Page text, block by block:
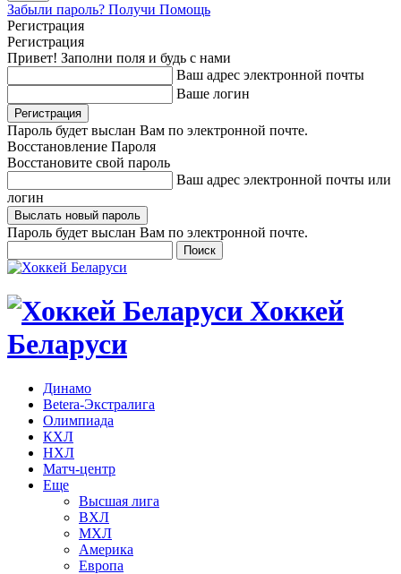
Забыли пароль? Получи Помощь
Регистрация
Регистрация
Привет! Заполни поля и будь с нами
Ваш адрес электронной почты
Ваше логин
Пароль будет выслан Вам по электронной почте.
Восстановление Пароля
Восстановите свой пароль
Ваш адрес электронной почты или
логин
Пароль будет выслан Вам по электронной почте.
Хоккей
Беларуси
Динамо
Betera-Экстралига
Олимпиада
КХЛ
НХЛ
Матч-центр
Еще
Высшая лига
ВХЛ
МХЛ
Америка
Европа